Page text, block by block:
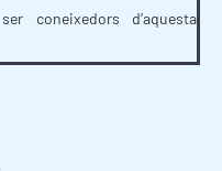
coneixedors d’aquesta